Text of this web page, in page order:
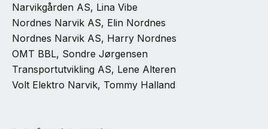
Narvikgården AS, Lina Vibe
Nordnes Narvik AS, Elin Nordnes
Nordnes Narvik AS, Harry Nordnes
OMT BBL, Sondre Jørgensen
Transportutvikling AS, Lene Alteren
Volt Elektro Narvik, Tommy Halland